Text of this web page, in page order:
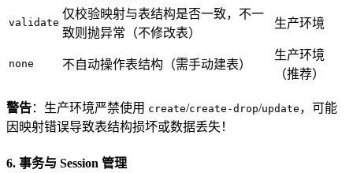
validate
仅校验映射与表结构是否一致，不一
致则抛异常（不修改表）
生产环境
none 不自动操作表结构（需手动建表）
生产环境
（推荐）
警告：生产环境严禁使用 create/create-drop/update ，可能
因映射错误导致表结构损坏或数据丢失！
6. 事务与 Session 管理